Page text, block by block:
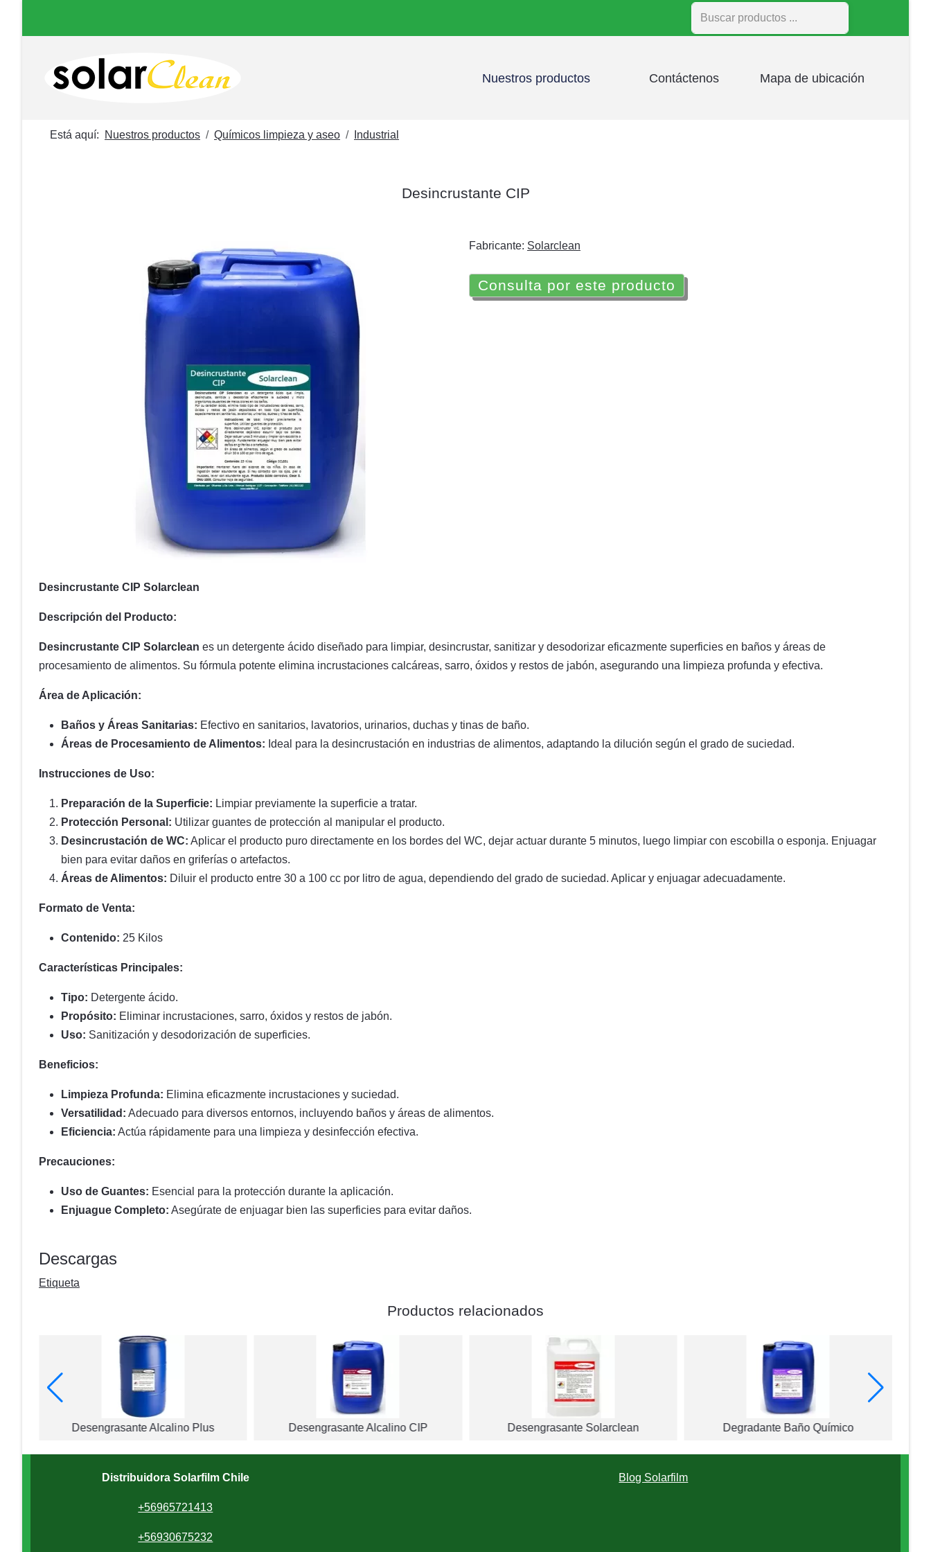
Buscar
Nuestros productos Contáctenos Mapa de ubicación
Está aquí: Nuestros productos Químicos limpieza y aseo Industrial
Desincrustante CIP
Fabricante: Solarclean
Consulta por este producto
Desincrustante CIP Solarclean
Descripción del Producto:
Desincrustante CIP Solarclean es un detergente ácido diseñado para limpiar, desincrustar, sanitizar y desodorizar eficazmente superficies en baños y áreas de
procesamiento de alimentos. Su fórmula potente elimina incrustaciones calcáreas, sarro, óxidos y restos de jabón, asegurando una limpieza profunda y efectiva.
Área de Aplicación:
Baños y Áreas Sanitarias: Efectivo en sanitarios, lavatorios, urinarios, duchas y tinas de baño.
Áreas de Procesamiento de Alimentos: Ideal para la desincrustación en industrias de alimentos, adaptando la dilución según el grado de suciedad.
Instrucciones de Uso:
Preparación de la Superficie: Limpiar previamente la superficie a tratar.
Protección Personal: Utilizar guantes de protección al manipular el producto.
Desincrustación de WC: Aplicar el producto puro directamente en los bordes del WC, dejar actuar durante 5 minutos, luego limpiar con escobilla o esponja. Enjuagar
bien para evitar daños en griferías o artefactos.
Áreas de Alimentos: Diluir el producto entre 30 a 100 cc por litro de agua, dependiendo del grado de suciedad. Aplicar y enjuagar adecuadamente.
Formato de Venta:
Contenido: 25 Kilos
Características Principales:
Tipo: Detergente ácido.
Propósito: Eliminar incrustaciones, sarro, óxidos y restos de jabón.
Uso: Sanitización y desodorización de superficies.
Beneficios:
Limpieza Profunda: Elimina eficazmente incrustaciones y suciedad.
Versatilidad: Adecuado para diversos entornos, incluyendo baños y áreas de alimentos.
Eficiencia: Actúa rápidamente para una limpieza y desinfección efectiva.
Precauciones:
Uso de Guantes: Esencial para la protección durante la aplicación.
Enjuague Completo: Asegúrate de enjuagar bien las superficies para evitar daños.
Descargas
Etiqueta
Productos relacionados
Desengrasante Alcalino Plus Desengrasante Alcalino CIP Desengrasante Solarclean Degradante Baño Químico
Distribuidora Solarfilm Chile
+56965721413
+56930675232
Blog Solarfilm